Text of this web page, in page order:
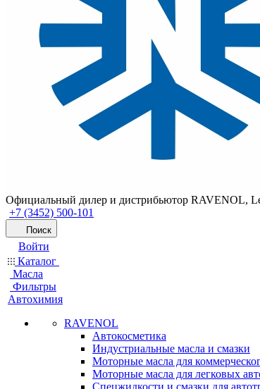
Официальный дилер и дистрибьютор RAVENOL,
+7 (3452) 500-101
Поиск
Войти
Каталог
Масла
Фильтры
Автохимия
RAVENOL
Автокосметика
Индустриальные масла и смазки
Моторные масла для
Моторные масла для легковых
Спецжидкости и смазки для